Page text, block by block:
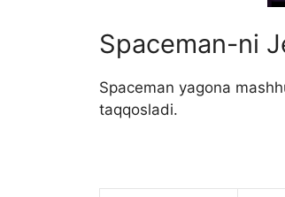
Spaceman-ni
Spaceman yagona
taqqosladi.